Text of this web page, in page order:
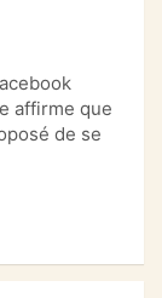
affirme que
de se